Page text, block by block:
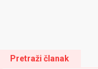
Pretraži članak